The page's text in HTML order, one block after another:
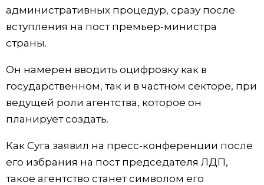
Политика
Экономика
Общество
Культура
Жизнь
Технологии
Японский калейдоскоп
Семья
Еда и напитки
административных процедур, сразу после
вступления на пост премьер-министра
страны.
Он намерен вводить оцифровку как в
государственном, так и в частном секторе, при
ведущей роли агентства, которое он
планирует создать.
Как Суга заявил на пресс-конференции после
его избрания на пост председателя ЛДП,
такое агентство станет символом его